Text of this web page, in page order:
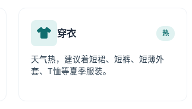
穿衣 热
天气热，建议着短裙、短裤、短薄外
套、T恤等夏季服装。